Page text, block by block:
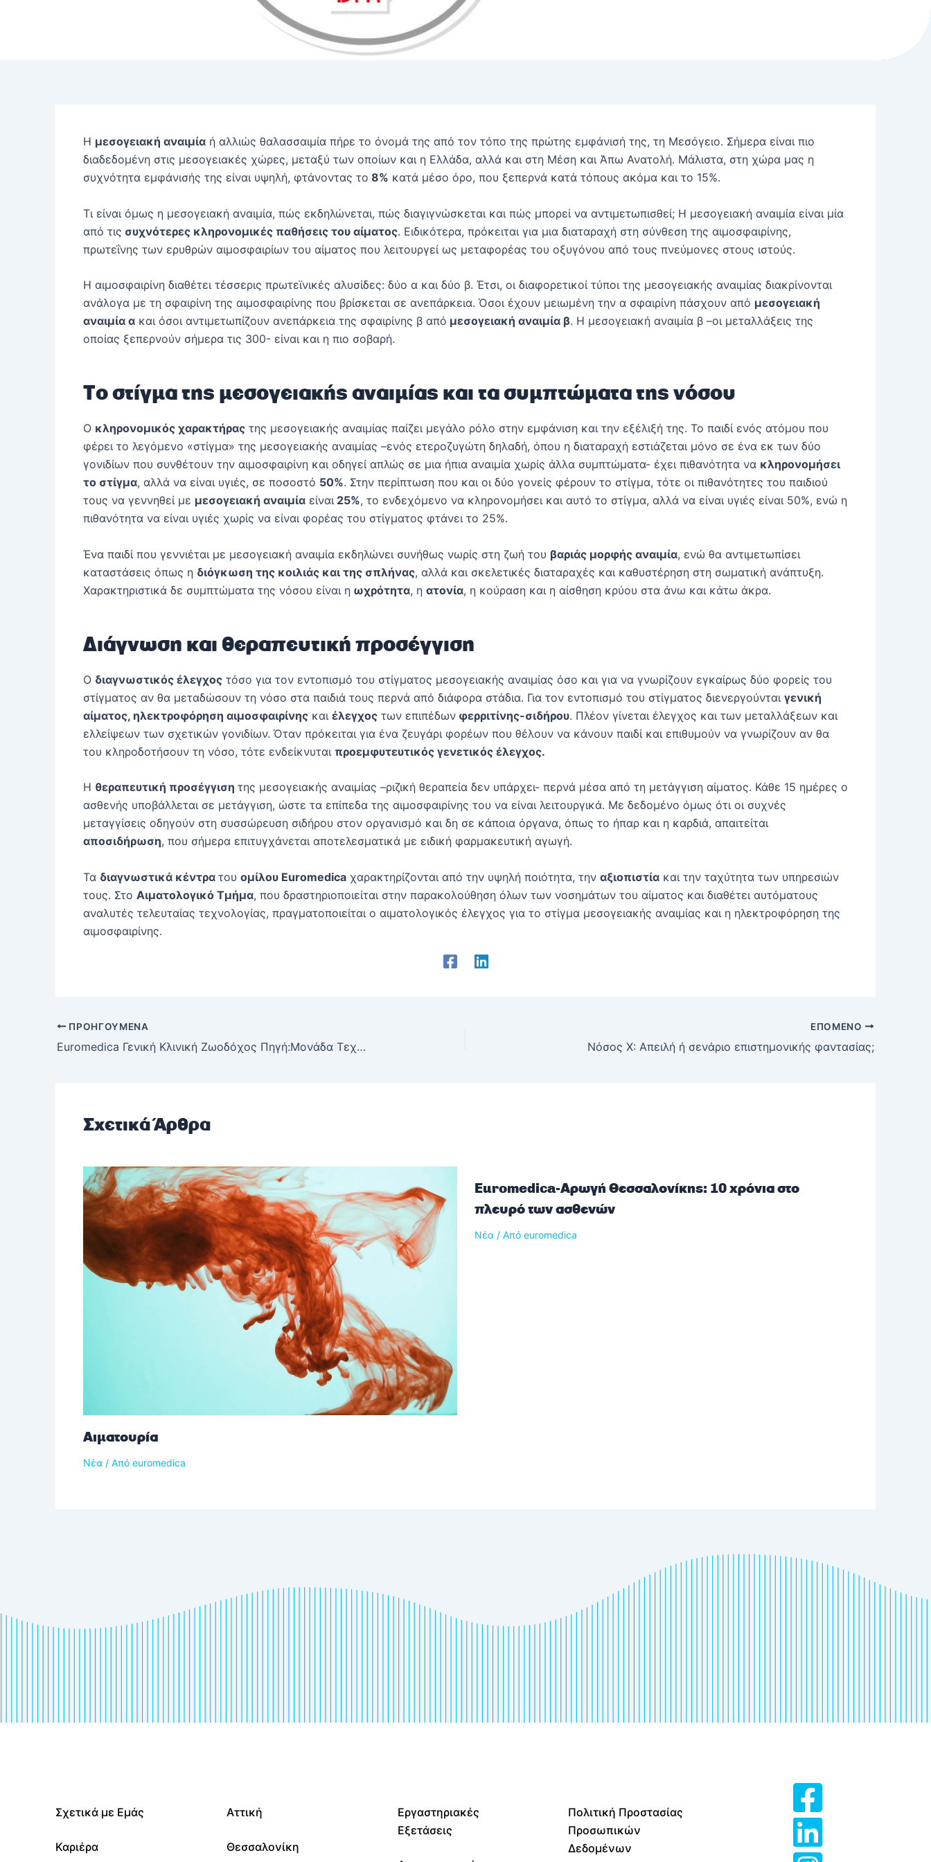
Η μεσογειακή αναιμία ή αλλιώς θαλασσαιμία πήρε το όνομά της από τον τόπο της πρώτης εμφάνισή της, τη Μεσόγειο. Σήμερα είναι πιο
διαδεδομένη στις μεσογειακές χώρες, μεταξύ των οποίων και η Ελλάδα, αλλά και στη Μέση και Άπω Ανατολή. Μάλιστα, στη χώρα μας η
συχνότητα εμφάνισής της είναι υψηλή, φτάνοντας το 8% κατά μέσο όρο, που ξεπερνά κατά τόπους ακόμα και το 15%.
Τι είναι όμως η μεσογειακή αναιμία, πώς εκδηλώνεται, πώς διαγιγνώσκεται και πώς μπορεί να αντιμετωπισθεί; Η μεσογειακή αναιμία είναι μία
από τις συχνότερες κληρονομικές παθήσεις του αίματος. Ειδικότερα, πρόκειται για μια διαταραχή στη σύνθεση της αιμοσφαιρίνης,
πρωτεΐνης των ερυθρών αιμοσφαιρίων του αίματος που λειτουργεί ως μεταφορέας του οξυγόνου από τους πνεύμονες στους ιστούς.
Η αιμοσφαιρίνη διαθέτει τέσσερις πρωτεϊνικές αλυσίδες: δύο α και δύο β. Έτσι, οι διαφορετικοί τύποι της μεσογειακής αναιμίας διακρίνονται
ανάλογα με τη σφαιρίνη της αιμοσφαιρίνης που βρίσκεται σε ανεπάρκεια. Όσοι έχουν μειωμένη την α σφαιρίνη πάσχουν από μεσογειακή
αναιμία α και όσοι αντιμετωπίζουν ανεπάρκεια της σφαιρίνης β από μεσογειακή αναιμία β. Η μεσογειακή αναιμία β –οι μεταλλάξεις της
οποίας ξεπερνούν σήμερα τις 300- είναι και η πιο σοβαρή.
Το στίγμα της μεσογειακής αναιμίας και τα συμπτώματα της νόσου
Ο κληρονομικός χαρακτήρας της μεσογειακής αναιμίας παίζει μεγάλο ρόλο στην εμφάνιση και την εξέλιξή της. Το παιδί ενός ατόμου που
φέρει το λεγόμενο «στίγμα» της μεσογειακής αναιμίας –ενός ετεροζυγώτη δηλαδή, όπου η διαταραχή εστιάζεται μόνο σε ένα εκ των δύο
γονιδίων που συνθέτουν την αιμοσφαιρίνη και οδηγεί απλώς σε μια ήπια αναιμία χωρίς άλλα συμπτώματα- έχει πιθανότητα να κληρονομήσει
το στίγμα, αλλά να είναι υγιές, σε ποσοστό 50%. Στην περίπτωση που και οι δύο γονείς φέρουν το στίγμα, τότε οι πιθανότητες του παιδιού
τους να γεννηθεί με μεσογειακή αναιμία είναι25%, το ενδεχόμενο να κληρονομήσει και αυτό το στίγμα, αλλά να είναι υγιές είναι 50%, ενώ η
πιθανότητα να είναι υγιές χωρίς να είναι φορέας του στίγματος φτάνει το 25%.
Ένα παιδί που γεννιέται με μεσογειακή αναιμία εκδηλώνει συνήθως νωρίς στη ζωή του βαριάς μορφής αναιμία, ενώ θα αντιμετωπίσει
καταστάσεις όπως η διόγκωση της κοιλιάς και της σπλήνας, αλλά και σκελετικές διαταραχές και καθυστέρηση στη σωματική ανάπτυξη.
Χαρακτηριστικά δε συμπτώματα της νόσου είναι η ωχρότητα, η ατονία, η κούραση και η αίσθηση κρύου στα άνω και κάτω άκρα.
Διάγνωση και θεραπευτική προσέγγιση
Ο διαγνωστικός έλεγχος τόσο για τον εντοπισμό του στίγματος μεσογειακής αναιμίας όσο και για να γνωρίζουν εγκαίρως δύο φορείς του
στίγματος αν θα μεταδώσουν τη νόσο στα παιδιά τους περνά από διάφορα στάδια. Για τον εντοπισμό του στίγματος διενεργούνται γενική
αίματος, ηλεκτροφόρηση αιμοσφαιρίνης και έλεγχος των επιπέδων φερριτίνης-σιδήρου. Πλέον γίνεται έλεγχος και των μεταλλάξεων και
ελλείψεων των σχετικών γονιδίων. Όταν πρόκειται για ένα ζευγάρι φορέων που θέλουν να κάνουν παιδί και επιθυμούν να γνωρίζουν αν θα
του κληροδοτήσουν τη νόσο, τότε ενδείκνυται προεμφυτευτικός γενετικός έλεγχος.
Η θεραπευτική προσέγγιση της μεσογειακής αναιμίας –ριζική θεραπεία δεν υπάρχει- περνά μέσα από τη μετάγγιση αίματος. Κάθε 15 ημέρες ο
ασθενής υποβάλλεται σε μετάγγιση, ώστε τα επίπεδα της αιμοσφαιρίνης του να είναι λειτουργικά. Με δεδομένο όμως ότι οι συχνές
μεταγγίσεις οδηγούν στη συσσώρευση σιδήρου στον οργανισμό και δη σε κάποια όργανα, όπως το ήπαρ και η καρδιά, απαιτείται
αποσιδήρωση, που σήμερα επιτυγχάνεται αποτελεσματικά με ειδική φαρμακευτική αγωγή.
Τα διαγνωστικά κέντρα του ομίλου Euromedica χαρακτηρίζονται από την υψηλή ποιότητα, την αξιοπιστία και την ταχύτητα των υπηρεσιών
τους. Στο Αιματολογικό Τμήμα, που δραστηριοποιείται στην παρακολούθηση όλων των νοσημάτων του αίματος και διαθέτει αυτόματους
αναλυτές τελευταίας τεχνολογίας, πραγματοποιείται ο αιματολογικός έλεγχος για το στίγμα μεσογειακής αναιμίας και η ηλεκτροφόρηση της
αιμοσφαιρίνης.
ΠΡΟΗΓΟΎΜΕΝΑ
Euromedica Γενική Κλινική Ζωοδόχος Πηγή:Μονάδα Τεχνητού Νεφρού με την ασφάλεια της Κλινικής
ΕΠΌΜΕΝΟ
Νόσος X: Απειλή ή σενάριο επιστημονικής φαντασίας;
Σχετικά Άρθρα
Αιματουρία
Νέα / Από euromedica
Euromedica-Αρωγή Θεσσαλονίκης: 10 χρόνια στο
πλευρό των ασθενών
Νέα / Από euromedica
Σχετικά με Εμάς
Καριέρα
Αττική
Θεσσαλονίκη
Εργαστηριακές
Εξετάσεις
Πολιτική Προστασίας
Προσωπικών
Δεδομένων